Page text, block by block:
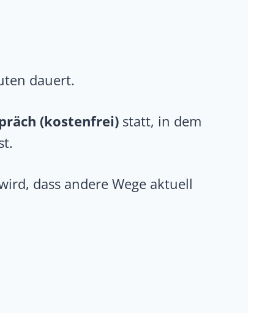
dauert.
(kostenfrei) statt, in dem
dass andere Wege aktuell